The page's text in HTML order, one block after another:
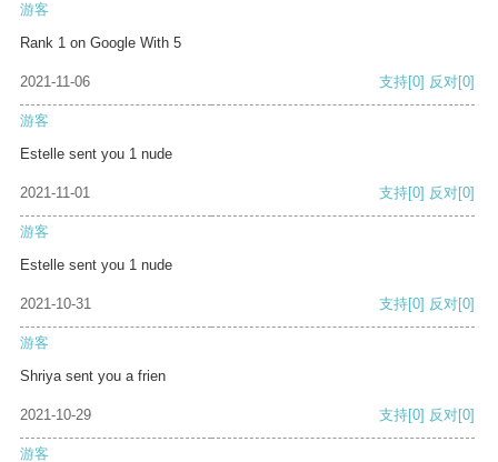
游客
Rank 1 on Google With 5
2021-11-06 支持[0] 反对[0]
游客
Estelle sent you 1 nude
2021-11-01 支持[0] 反对[0]
游客
Estelle sent you 1 nude
2021-10-31 支持[0] 反对[0]
游客
Shriya sent you a frien
2021-10-29 支持[0] 反对[0]
游客